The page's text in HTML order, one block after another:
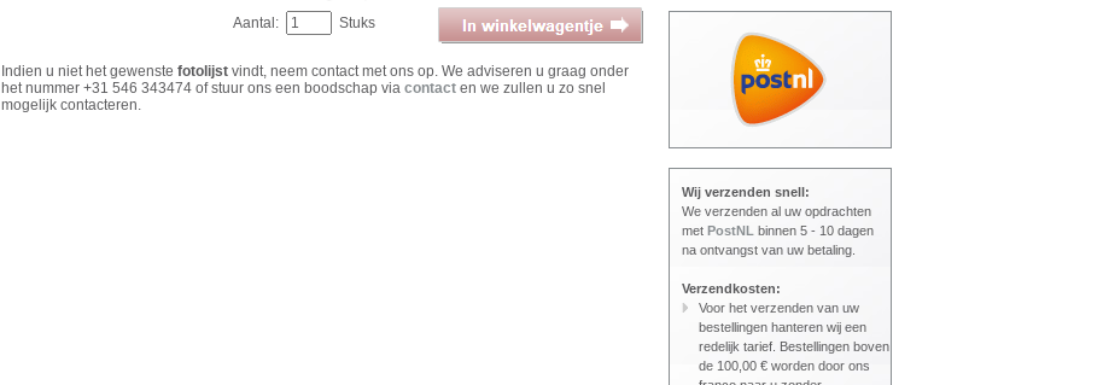
Wij verzenden snell:
We verzenden al uw opdrachten
met PostNL binnen 5 - 10 dagen
na ontvangst van uw betaling.
Verzendkosten:
Voor het verzenden van uw
bestellingen hanteren wij een
redelijk tarief. Bestellingen boven
de 100,00 € worden door ons
Aantal:
Stuks
Indien u niet het gewenste fotolijst vindt, neem contact met ons op. We adviseren u graag onder
het nummer +31 546 343474 of stuur ons een boodschap via contact en we zullen u zo snel
mogelijk contacteren.